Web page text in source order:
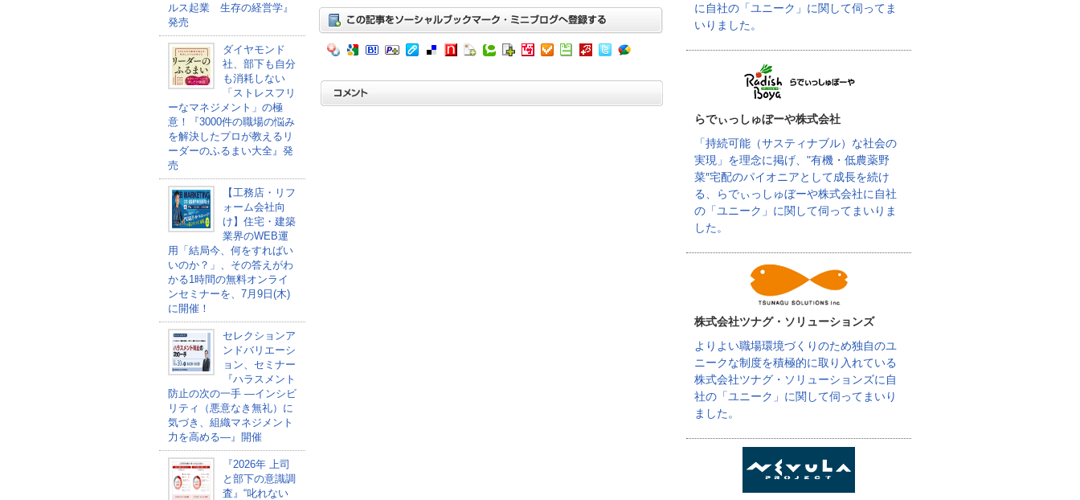
ルス起業 生存の経営学』
発売
ダイヤモンド
社、部下も自分
も消耗しない
「ストレスフリ
ーなマネジメント」の極
意！『3000件の職場の悩み
を解決したプロが教えるリ
ーダーのふるまい大全』発
売
【工務店・リフ
ォーム会社向
け】住宅・建築
業界のWEB運
用「結局今、何をすればい
いのか？」、その答えがわ
かる1時間の無料オンライ
ンセミナーを、7月9日(木)
に開催！
セレクションア
ンドバリエーシ
ョン、セミナー
『ハラスメント
防止の次の一手 ―インシビ
リティ（悪意なき無礼）に
気づき、組織マネジメント
力を高める―』開催
『2026年 上司
と部下の意識調
査』“叱れない
に自社の「ユニーク」に関して伺ってま
いりました。
らでぃっしゅぼーや株式会社
「持続可能（サスティナブル）な社会の
実現」を理念に掲げ、"有機・低農薬野
菜″宅配のパイオニアとして成長を続け
る、らでぃっしゅぼーや株式会社に自社
の「ユニーク」に関して伺ってまいりま
した。
株式会社ツナグ・ソリューションズ
よりよい職場環境づくりのため独自のユ
ニークな制度を積極的に取り入れている
株式会社ツナグ・ソリューションズに自
社の「ユニーク」に関して伺ってまいり
ました。